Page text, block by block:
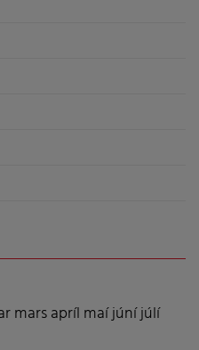
marsapríl maíjúníjúlí